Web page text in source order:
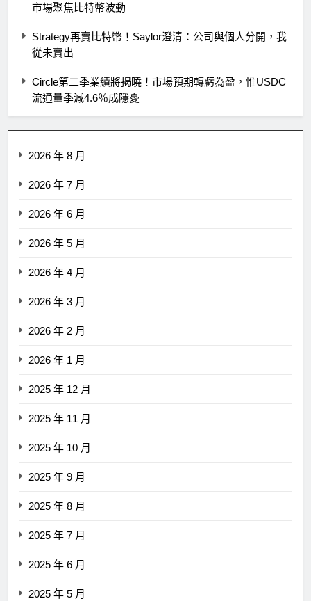
市場聚焦比特幣波動
Strategy再賣比特幣！Saylor澄清：公司與個人分開，我
從未賣出
Circle第二季業績將揭曉！市場預期轉虧為盈，惟USDC
流通量季減4.6％成隱憂
2026 年 8 月
2026 年 7 月
2026 年 6 月
2026 年 5 月
2026 年 4 月
2026 年 3 月
2026 年 2 月
2026 年 1 月
2025 年 12 月
2025 年 11 月
2025 年 10 月
2025 年 9 月
2025 年 8 月
2025 年 7 月
2025 年 6 月
2025 年 5 月